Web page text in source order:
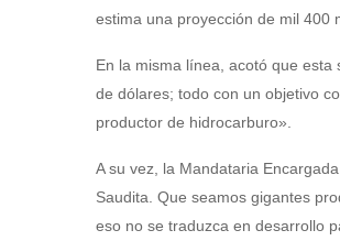
estima una proyección de mil 400
En la misma línea, acotó que
de dólares; todo con un objetivo
productor de hidrocarburo».
A su vez, la Mandataria
Saudita. Que seamos gigantes
eso no se traduzca en desarrollo